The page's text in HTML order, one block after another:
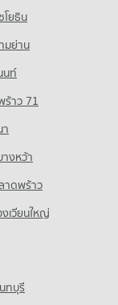
โยธิน
มย่าน
นท์
ร้าว 71
งหว้า
าดพร้าว
เวียนใหญ่
ทบุรี